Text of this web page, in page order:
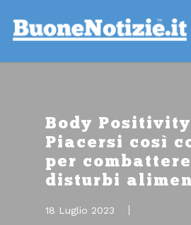
Body
Piacersi così
per
disturbi
18 Luglio 2023
Go to mobile